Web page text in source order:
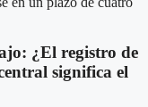
¿El registro de
significa el